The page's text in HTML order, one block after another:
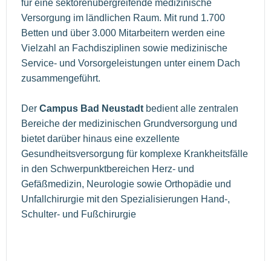
für eine sektorenübergreifende medizinische
Versorgung im ländlichen Raum. Mit rund 1.700
Betten und über 3.000 Mitarbeitern werden eine
Vielzahl an Fachdisziplinen sowie medizinische
Service- und Vorsorgeleistungen unter einem Dach
zusammengeführt.
Der Campus Bad Neustadt bedient alle zentralen
Bereiche der medizinischen Grundversorgung und
bietet darüber hinaus eine exzellente
Gesundheitsversorgung für komplexe Krankheitsfälle
in den Schwerpunktbereichen Herz- und
Gefäßmedizin, Neurologie sowie Orthopädie und
Unfallchirurgie mit den Spezialisierungen Hand-,
Schulter- und Fußchirurgie